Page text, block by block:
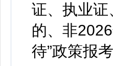
证、执业
的、非
待”政策报